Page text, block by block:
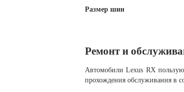
Размер шин
Ремонт и
Автомобили Lexus RX
прохождения обслуживания в